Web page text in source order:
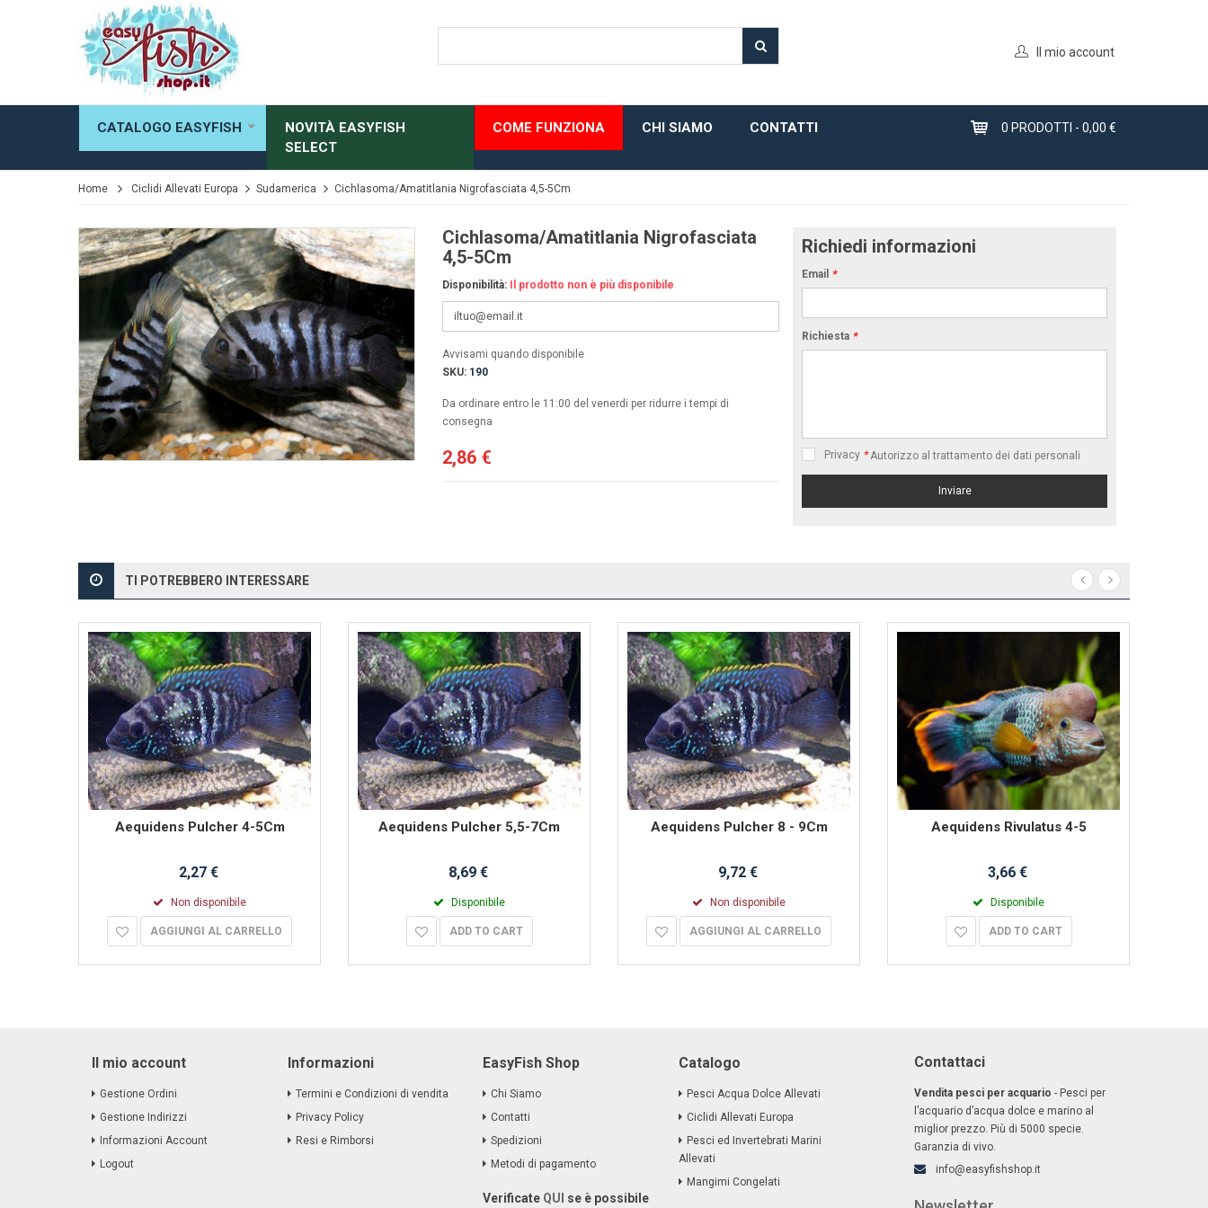
Il mio account
CATALOGO EASYFISH
NOVITÀ EASYFISH
SELECT
COME FUNZIONA CHI SIAMO CONTATTI 0 PRODOTTI - 0,00 €
Home Ciclidi Allevati Europa Sudamerica Cichlasoma/Amatitlania Nigrofasciata 4,5-5Cm
Cichlasoma/Amatitlania Nigrofasciata
4,5-5Cm
Disponibilità: Il prodotto non è più disponibile
Avvisami quando disponibile
SKU: 190
Da ordinare entro le 11:00 del venerdi per ridurre i tempi di
consegna
2,86 €
Richiedi informazioni
Email *
Richiesta *
Privacy * Autorizzo al trattamento dei dati personali
TI POTREBBERO INTERESSARE
Aequidens Pulcher 4-5Cm
2,27 €
Non disponibile
AGGIUNGI AL CARRELLO
Aequidens Pulcher 5,5-7Cm
8,69 €
Disponibile
ADD TO CART
Aequidens Pulcher 8 - 9Cm
9,72 €
Non disponibile
AGGIUNGI AL CARRELLO
Aequidens Rivulatus 4-5
3,66 €
Disponibile
ADD TO CART
Il mio account
Gestione Ordini
Gestione Indirizzi
Informazioni Account
Logout
Informazioni
Termini e Condizioni di vendita
Privacy Policy
Resi e Rimborsi
EasyFish Shop
Chi Siamo
Contatti
Spedizioni
Metodi di pagamento
Verificate QUI se è possibile
Catalogo
Pesci Acqua Dolce Allevati
Ciclidi Allevati Europa
Pesci ed Invertebrati Marini
Allevati
Mangimi Congelati
Contattaci
Vendita pesci per acquario - Pesci per
l’acquario d’acqua dolce e marino al
miglior prezzo. Più di 5000 specie.
Garanzia di vivo.
info@easyfishshop.it